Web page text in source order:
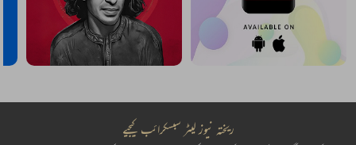
ریختہ نیوز لیٹر سبسکرائب کیجیے